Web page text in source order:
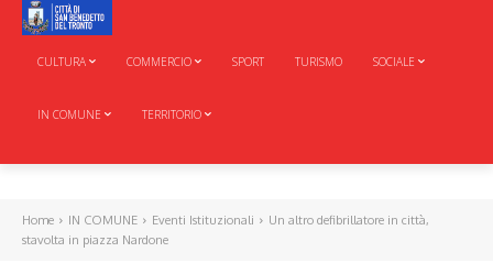
CULTURA COMMERCIO SPORT TURISMO SOCIALE
IN COMUNE TERRITORIO
Home IN COMUNE Eventi Istituzionali
Un altro defibrillatore in città,
stavolta in piazza Nardone